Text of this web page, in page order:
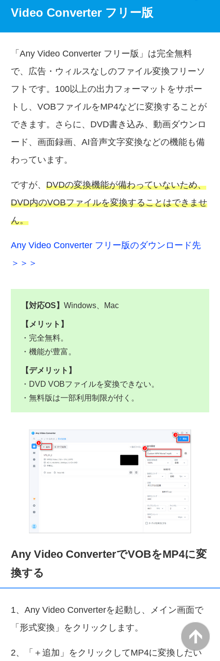
Video Converter フリー版
「Any Video Converter フリー版」は完全無料
で、広告・ウィルスなしのファイル変換フリーソ
フトです。100以上の出力フォーマットをサポー
トし、VOBファイルをMP4などに変換することが
できます。さらに、DVD書き込み、動画ダウンロ
ード、画面録画、AI音声文字変換などの機能も備
わっています。
ですが、DVDの変換機能が備わっていないため、
DVD内のVOBファイルを変換することはできませ
ん。
Any Video Converter フリー版のダウンロード先
＞＞＞
【対応OS】 Windows、Mac
【メリット】
・完全無料。
・機能が豊富。
【デメリット】
・DVD VOBファイルを変換できない。
・無料版は一部利用制限が付く。
Any Video ConverterでVOBをMP4に変
換する
1、Any Video Converterを起動し、メイン画面で
「形式変換」をクリックします。
2、「＋追加」をクリックしてMP4に変換したい